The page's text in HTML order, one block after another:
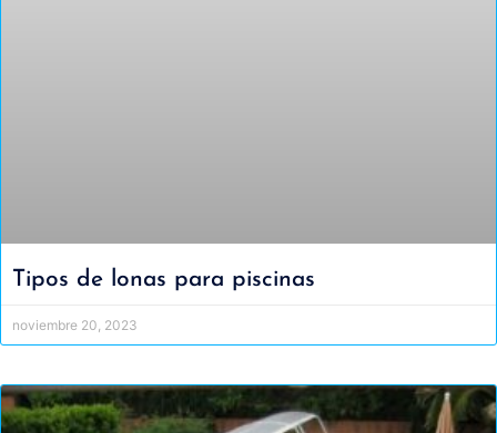
Tipos de lonas para piscinas
noviembre 20, 2023